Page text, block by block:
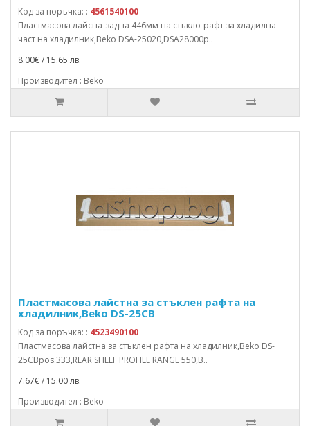
Код за поръчка: : 4561540100
Пластмасова лайсна-задна 446мм на стъкло-рафт за хладилна
част на хладилник,Beko DSA-25020,DSA28000p..
8.00€ / 15.65 лв.
Производител : Beko
Пластмасова лайстна за стъклен рафта на
хладилник,Beko DS-25CB
Код за поръчка: : 4523490100
Пластмасова лайстна за стъклен рафта на хладилник,Beko DS-
25CBpos.333,REAR SHELF PROFILE RANGE 550,B..
7.67€ / 15.00 лв.
Производител : Beko